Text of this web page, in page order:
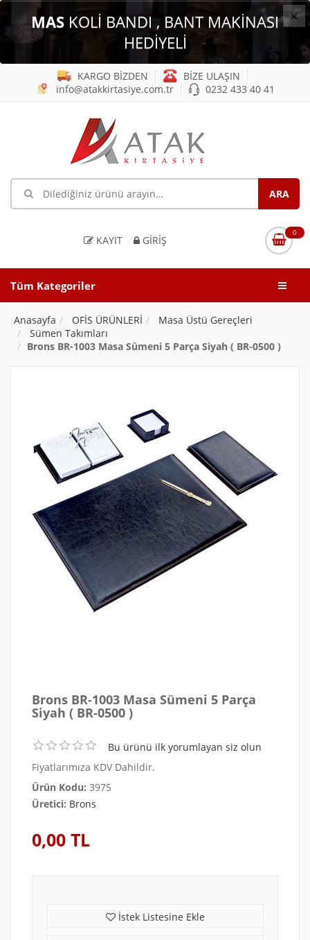
×
MAS KOLİ BANDI , BANT MAKİNASI
HEDİYELİ
KARGO BİZDEN
BİZE ULAŞIN
info@atakkirtasiye.com.tr
0232 433 40 41
KAYIT GIRIŞ
0
Tüm Kategoriler
Anasayfa OFİS ÜRÜNLERİ
Masa Üstü Gereçleri
Sümen Takımları
Brons BR-1003 Masa Sümeni 5 Parça Siyah ( BR-0500 )
Brons BR-1003 Masa Sümeni 5 Parça
Siyah ( BR-0500 )
Bu ürünü ilk yorumlayan siz olun
Fiyatlarımıza KDV Dahildir.
Ürün Kodu: 3975
Üretici: Brons
0,00 TL
İstek Listesine Ekle